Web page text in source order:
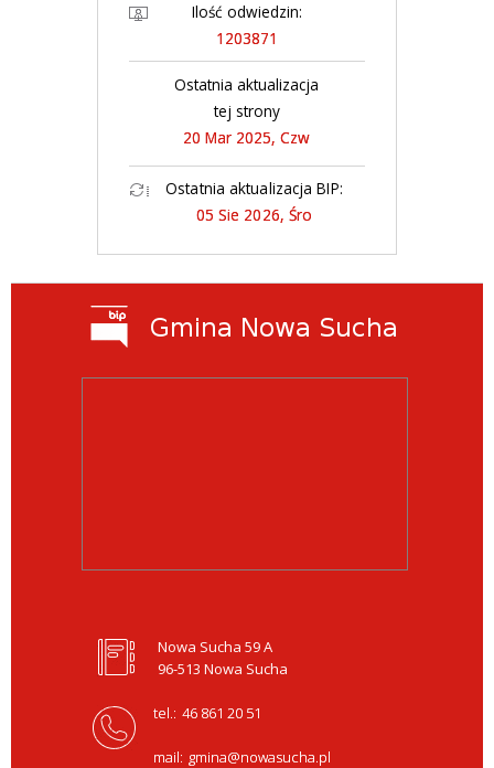
Ilość odwiedzin:
1203871
Ostatnia aktualizacja
tej strony
20 Mar 2025, Czw
Ostatnia aktualizacja BIP:
05 Sie 2026, Śro
Nowa Sucha 59 A
96-513 Nowa Sucha
tel.: 46 861 20 51
mail: gmina@nowasucha.pl